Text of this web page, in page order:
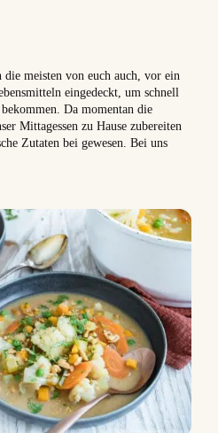
meisten von euch auch, vor ein
eingedeckt, um schnell
Da momentan die
Mittagessen zu Hause zubereiten
Zutaten bei gewesen. Bei uns